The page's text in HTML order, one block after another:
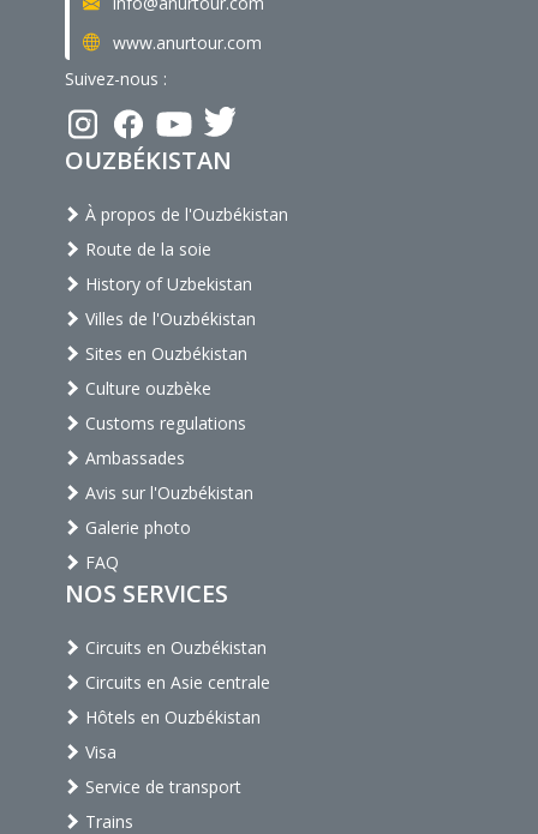
www.anurtour.com
Suivez-nous :
OUZBÉKISTAN
À propos de l'Ouzbékistan
Route de la soie
History of Uzbekistan
Villes de l'Ouzbékistan
Sites en Ouzbékistan
Culture ouzbèke
Customs regulations
Ambassades
Avis sur l'Ouzbékistan
Galerie photo
FAQ
NOS SERVICES
Circuits en Ouzbékistan
Circuits en Asie centrale
Hôtels en Ouzbékistan
Visa
Service de transport
Trains